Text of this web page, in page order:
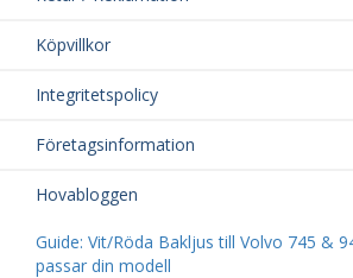
Köpvillkor
Integritetspolicy
Företagsinformation
Hovabloggen
Guide: Vit/Röda Bakljus till Volvo 745 &
passar din modell